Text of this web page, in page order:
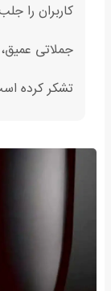
کاربران را
جملاتی
تشکر کرده